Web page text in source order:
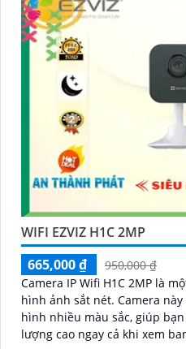
WIFI EZVIZ H1C 2MP
665,000 ₫
950,000 ₫
Camera IP Wifi H1C 2MP là
hình ảnh sắt nét. Camera này sử dụng chip CMOS thu
hình nhiều màu sắc, giúp
lượng cao ngay cả khi xem